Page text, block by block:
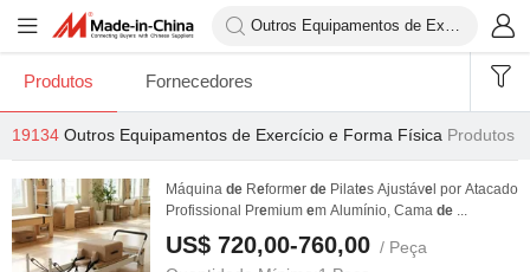
Produtos Fornecedores
19134 Outros Equipamentos de Exercício e Forma Física Produtos
Máquina de Reformer de Pilates Ajustáve l por Atacado
Profissional Premium em Alumínio, Cama de ...
US$ 720,00-760,00 / Peça